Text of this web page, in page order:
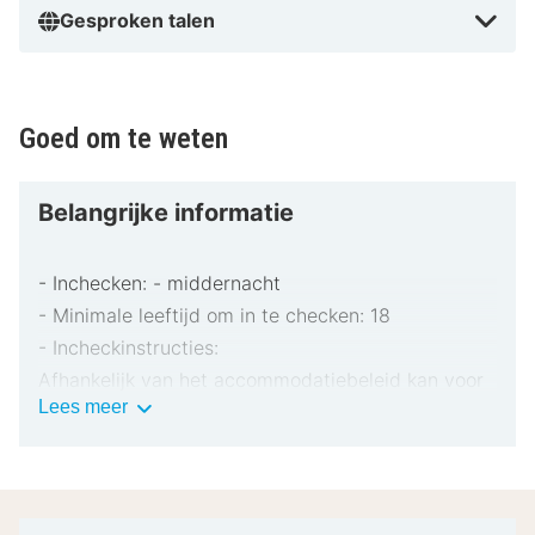
Gesproken talen
Goed om te weten
Belangrijke informatie
- Inchecken: - middernacht
- Minimale leeftijd om in te checken: 18
- Incheckinstructies:
Afhankelijk van het accommodatiebeleid kan voor
extra personen een toeslag in rekening worden
Lees meerBelangrijke